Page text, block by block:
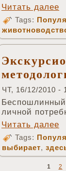
Читать далее
Tags:
ЧТ, 16/12/2010 -
личной
Читать далее
Tags:
выбирает,
1 2